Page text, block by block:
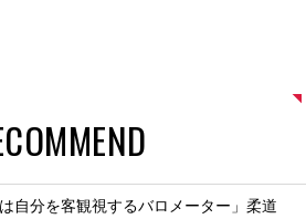
は自分を客観視するバロメーター」柔道